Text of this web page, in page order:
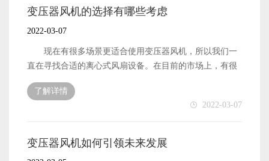
相应的变压器风机，以便在具体使用过程中真正满足相关
的功率和规模，这也是满足你的需要的必要过程。 变
压器风机的特性 变压器风机最大的特点是效率高，可
以提高叶轮的转速，带来更高的冷却通风效果，使使用环
力来改善设备的功能，使设备更具特色。对于如今需求越
来越多的人来说，他们也可以在这种设备上获得更多的满
的特点。 变压器风机怎么样 事实上，除了变压器
风机，还有许多其他风扇设备可供选择。例如，相应的变
变压器风机的选择有哪些考虑
2022-03-07
现在有很多场景更适合使用变压器风机，所以我们一
直在寻找合适的离心式风扇设备。在目前的市场上，有很
多这样的设备，但用户不知道如何选择。面对这种情况，
我们应该掌握相应的变压器风机选型方法，以便在选型过
程中进一步找到更青睐的对象。 如何选择变压器风机
使用变压器风机要达到什么目的，然后再选择相应的变压
了解详情
2022-03-07
变压器风机如何引领未来发展